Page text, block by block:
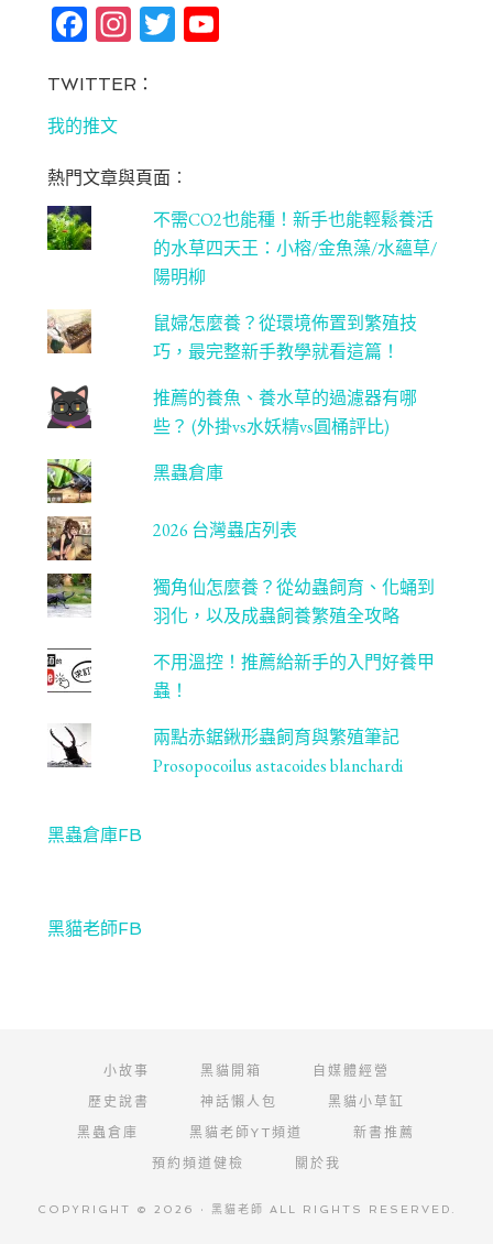
Fa
bo
ok
In
ag
m
T Yo
C
ha
n
ne
l
TWITTER：
我的推文
熱門文章與頁面︰
不需CO2也能種！新手也能輕鬆養活
的水草四天王：小榕/金魚藻/水蘊草/
陽明柳
鼠婦怎麼養？從環境佈置到繁殖技
巧，最完整新手教學就看這篇！
推薦的養魚、養水草的過濾器有哪
些？ (外掛vs水妖精vs圓桶評比)
黑蟲倉庫
2026 台灣蟲店列表
獨角仙怎麼養？從幼蟲飼育、化蛹到
羽化，以及成蟲飼養繁殖全攻略
不用溫控！推薦給新手的入門好養甲
蟲！
兩點赤鋸鍬形蟲飼育與繁殖筆記
Prosopocoilus astacoides blanchardi
黑蟲倉庫FB
黑貓老師FB
小故事 黑貓開箱
自媒體經營
歷史說書
神話懶人包
黑貓小草缸
黑蟲倉庫
黑貓老師YT頻道
新書推薦
預約頻道健檢
關於我
COPYRIGHT © 2026 · 黑貓老師 ALL RIGHTS RESERVED.